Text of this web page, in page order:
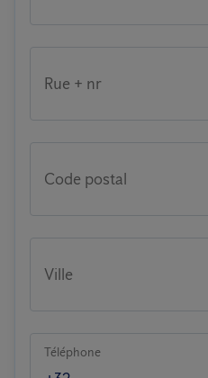
Rue + nr
Code postal
Ville
Téléphone